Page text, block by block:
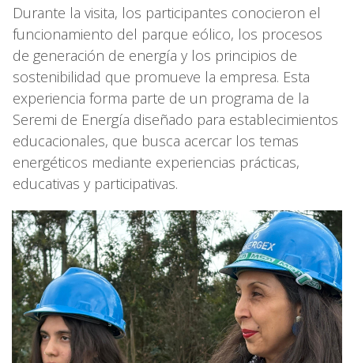
Durante la visita, los participantes conocieron el
funcionamiento del parque eólico, los procesos
de generación de energía y los principios de
sostenibilidad que promueve la empresa. Esta
experiencia forma parte de un programa de la
Seremi de Energía diseñado para establecimientos
educacionales, que busca acercar los temas
energéticos mediante experiencias prácticas,
educativas y participativas.